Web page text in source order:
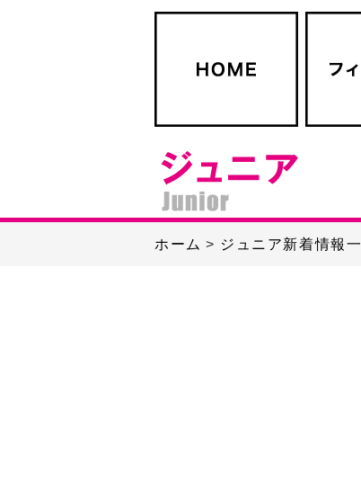
ホーム ジュニア新着情報